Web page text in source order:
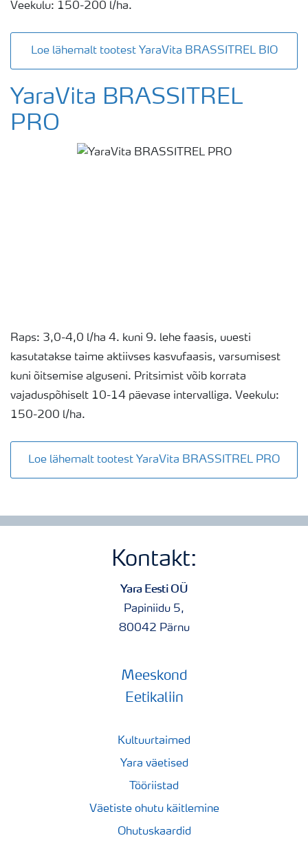
Veekulu: 150-200 l/ha.
Loe lähemalt tootest YaraVita BRASSITREL BIO
YaraVita BRASSITREL
PRO
Raps: 3,0-4,0 l/ha 4. kuni 9. lehe faasis, uuesti
kasutatakse taime aktiivses kasvufaasis, varsumisest
kuni õitsemise alguseni. Pritsimist võib korrata
vajaduspõhiselt 10-14 päevase intervalliga. Veekulu:
150-200 l/ha.
Loe lähemalt tootest YaraVita BRASSITREL PRO
Kontakt:
Yara Eesti OÜ
Papiniidu 5,
80042 Pärnu
Meeskond
Eetikaliin
Kultuurtaimed
Yara väetised
Tööriistad
Väetiste ohutu käitlemine
Ohutuskaardid